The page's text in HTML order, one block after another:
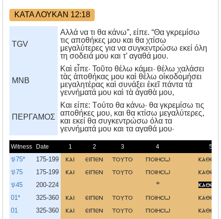
ΚΑΤΑ ΛΟΥΚΑΝ 12:18
TGV
Αλλά να τι θα κάνω”, είπε. “Θα γκρεμίσω
τις αποθήκες μου και θα χτίσω
μεγαλύτερες για να συγκεντρώσω εκεί όλη
τη σοδειά μου και τ’ αγαθά μου.
MNB
Καὶ εἶπε· Τοῦτο θέλω κάμει· θέλω χαλάσει
τὰς ἀποθήκας μου καὶ θέλω οἰκοδομήσει
μεγαλητέρας καὶ συνάξει ἐκεῖ πάντα τὰ
γεννήματά μου καὶ τὰ ἀγαθὰ μου,
ΠΕΡΓΑΜΟΣ
Kαι είπε: Tούτο θα κάνω· θα γκρεμίσω τις
αποθήκες μου, και θα κτίσω μεγαλύτερες,
και εκεί θα συγκεντρώσω όλα τα
γεννήματά μου και τα αγαθά μου·
Witness Date 1 2 3 4 5
𝔓75* 175-199 και ειπεν τουτο ποιησω
𝔓75 175-199 και ειπεν τουτο ποιησω
𝔓45 200-224 * καθε
01* 325-360 και ειπεν τουτο ποιησω
01 325-360 και ειπεν τουτο ποιησω